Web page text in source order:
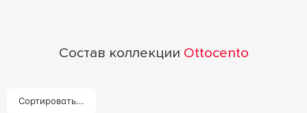
Состав коллекции Ottocento
Сортировать...